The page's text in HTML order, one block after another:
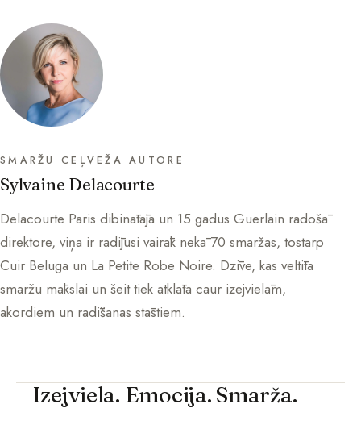
SMARŽU CEĻVEŽA AUTORE
Sylvaine Delacourte
Delacourte Paris dibinātāja un 15 gadus Guerlain radošā
direktore, viņa ir radījusi vairāk nekā 70 smaržas, tostarp
Cuir Beluga un La Petite Robe Noire. Dzīve, kas veltīta
smaržu mākslai un šeit tiek atklāta caur izejvielām,
akordiem un radīšanas stāstiem.
Izejviela. Emocija. Smarža.